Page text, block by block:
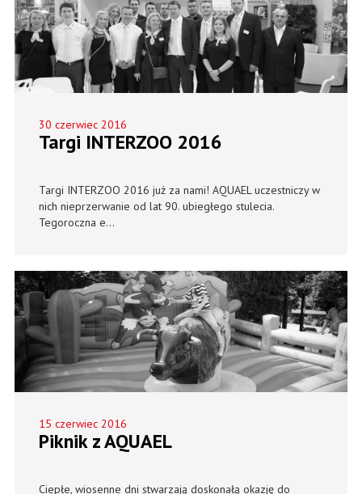
30 czerwiec 2016
Targi INTERZOO 2016
Targi INTERZOO 2016 już za nami! AQUAEL uczestniczy w
nich nieprzerwanie od lat 90. ubiegłego stulecia.
Tegoroczna e...
15 czerwiec 2016
Piknik z AQUAEL
Ciepłe, wiosenne dni stwarzają doskonałą okazję do